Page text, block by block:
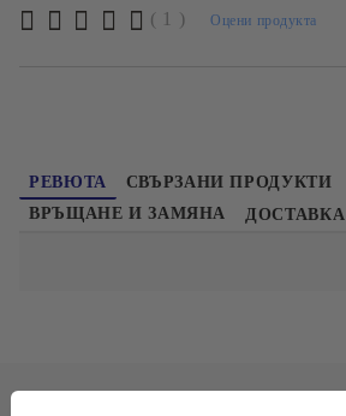
( 1 ) Оцени продукта
РЕВЮТА
СВЪРЗАНИ ПРОДУКТИ
ВРЪЩАНЕ И ЗАМЯНА
ДОСТАВКА